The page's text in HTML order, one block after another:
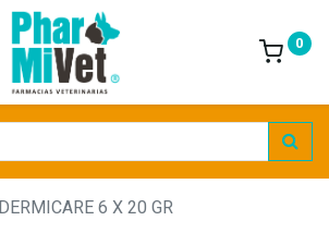
0
DERMICARE 6 X 20 GR